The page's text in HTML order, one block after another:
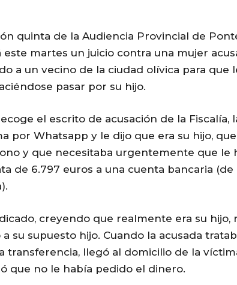
quinta de la Audiencia Provincial de
este martes un juicio contra una mujer
a un vecino de la ciudad olívica para que
pasar por su hijo.
el escrito de acusación de la Fiscalía,
por Whatsapp y le dijo que era su hijo,
y que necesitaba urgentemente que le
de 6.797 euros a una cuenta bancaria
creyendo que realmente era su hijo,
su supuesto hijo. Cuando la acusada
transferencia, llegó al domicilio de la
que no le había pedido el dinero.